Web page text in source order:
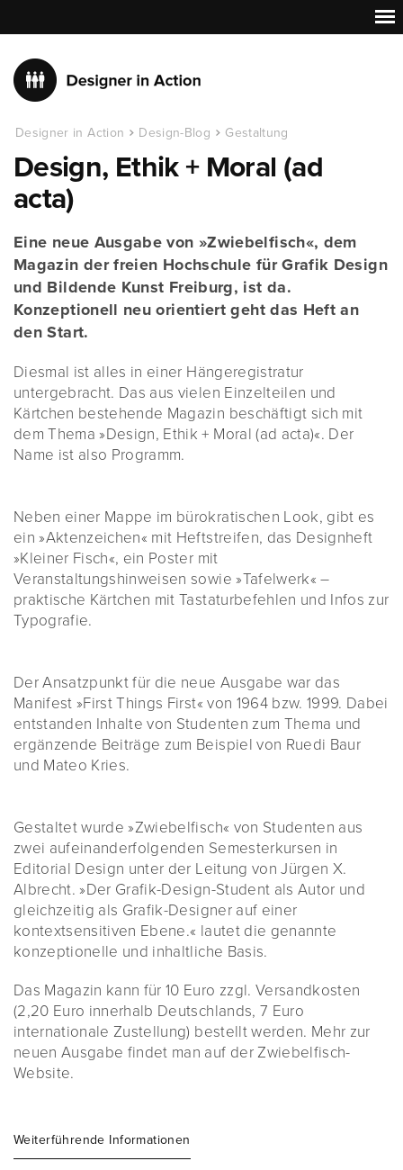
Designer in Action Design-Blog Gestaltung
Design, Ethik + Moral (ad
acta)
Eine neue Ausgabe von »Zwiebelfisch«, dem
Magazin der freien Hochschule für Grafik Design
und Bildende Kunst Freiburg, ist da.
Konzeptionell neu orientiert geht das Heft an
den Start.
Diesmal ist alles in einer Hängeregistratur
untergebracht. Das aus vielen Einzelteilen und
Kärtchen bestehende Magazin beschäftigt sich mit
dem Thema »Design, Ethik + Moral (ad acta)«. Der
Name ist also Programm.
Neben einer Mappe im bürokratischen Look, gibt es
ein »Aktenzeichen« mit Heftstreifen, das Designheft
»Kleiner Fisch«, ein Poster mit
Veranstaltungshinweisen sowie »Tafelwerk« –
praktische Kärtchen mit Tastaturbefehlen und Infos zur
Typografie.
Der Ansatzpunkt für die neue Ausgabe war das
Manifest »First Things First« von 1964 bzw. 1999. Dabei
entstanden Inhalte von Studenten zum Thema und
ergänzende Beiträge zum Beispiel von Ruedi Baur
und Mateo Kries.
Gestaltet wurde »Zwiebelfisch« von Studenten aus
zwei aufeinanderfolgenden Semesterkursen in
Editorial Design unter der Leitung von Jürgen X.
Albrecht. »Der Grafik-Design-Student als Autor und
gleichzeitig als Grafik-Designer auf einer
kontextsensitiven Ebene.« lautet die genannte
konzeptionelle und inhaltliche Basis.
Das Magazin kann für 10 Euro zzgl. Versandkosten
(2,20 Euro innerhalb Deutschlands, 7 Euro
internationale Zustellung) bestellt werden. Mehr zur
neuen Ausgabe findet man auf der Zwiebelfisch-
Website.
Weiterführende Informationen